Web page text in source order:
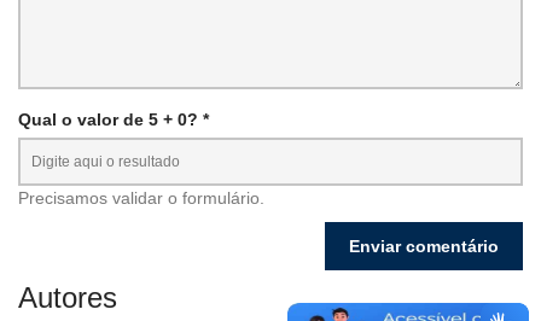
Qual o valor de 5 + 0? *
Precisamos validar o formulário.
Autores